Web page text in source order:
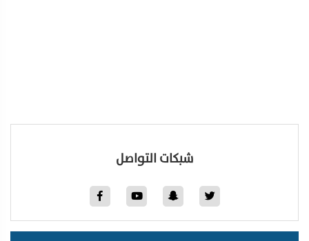
شبكات التواصل